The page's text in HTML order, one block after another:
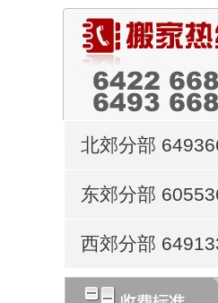
北郊分部
东郊分部
西郊分部